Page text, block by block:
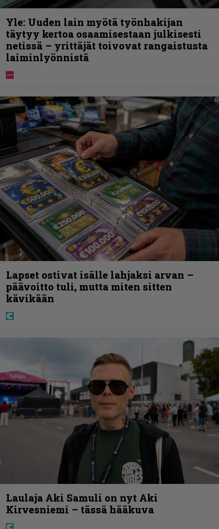
Yle: Uuden lain myötä työnhakijan
täytyy kertoa osaamisestaan julkisesti
netissä – yrittäjät toivovat rangaistusta
laiminlyönnistä
Lapset ostivat isälle lahjaksi arvan –
päävoitto tuli, mutta miten sitten
kävikään
Laulaja Aki Samuli on nyt Aki
Kirvesniemi – tässä hääkuva